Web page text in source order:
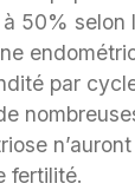
50% selon
par
fertilité.